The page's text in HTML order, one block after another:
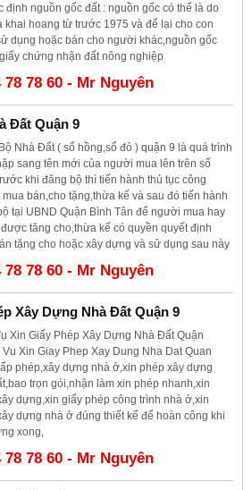
định nguồn gốc đất : nguồn gốc có thể là do
khai hoang từ trước 1975 và để lại cho con
dụng hoặc bán cho người khác,nguồn gốc
chứng nhận đất nông nghiệp
78 78 60 - Mr Nguyên
Đất Quận 9
Nhà Đất ( sổ hồng,sổ đỏ ) quận 9 là quá trình
sang tên mới của người mua lên trên sổ
khi đăng bộ thì tiến hành thủ tục công
bán,cho tặng,thừa kế và sau đó tiến hành
tại UBND Quận Bình Tân để người mua hay
tăng cho,thừa kế có quyền quyết định
tặng cho hoặc xây dựng và sử dụng sau này
78 78 60 - Mr Nguyên
Xây Dựng Nhà Đất Quận 9
Xin Giấy Phép Xây Dựng Nhà Đất Quận
Vu Xin Giay Phep Xay Dung Nha Dat Quan
phép,xây dựng nhà ở,xin phép xây dựng
trọn gói,nhận làm xin phép nhanh,xin
dựng,xin giấy phép công trình nhà ở,xin
dựng nhà ở đúng thiết kế để hoàn công khi
xong,
78 78 60 - Mr Nguyên